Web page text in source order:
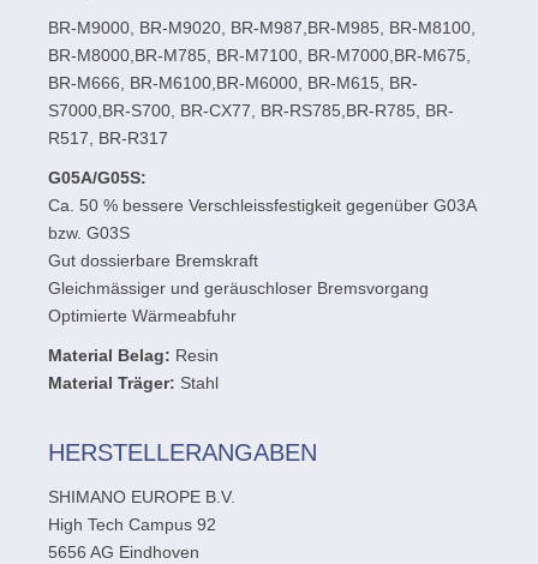
BR-M9000, BR-M9020, BR-M987,BR-M985, BR-M8100,
BR-M8000,BR-M785, BR-M7100, BR-M7000,BR-M675,
BR-M666, BR-M6100,BR-M6000, BR-M615, BR-
S7000,BR-S700, BR-CX77, BR-RS785,BR-R785, BR-
R517, BR-R317
G05A/G05S:
Ca. 50 % bessere Verschleissfestigkeit gegenüber G03A
bzw. G03S
Gut dossierbare Bremskraft
Gleichmässiger und geräuschloser Bremsvorgang
Optimierte Wärmeabfuhr
Material Belag: Resin
Material Träger: Stahl
HERSTELLERANGABEN
SHIMANO EUROPE B.V.
High Tech Campus 92
5656 AG Eindhoven